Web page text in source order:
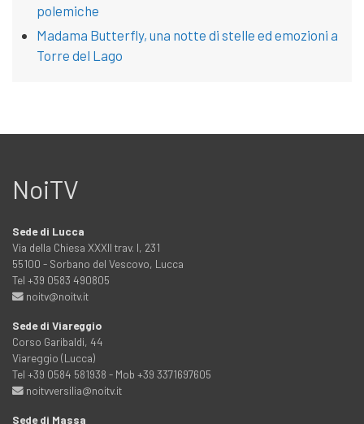
polemiche
Madama Butterfly, una notte di stelle ed emozioni a
Torre del Lago
NoiTV
Sede di Lucca
Via della Chiesa XXXII trav. I, 231
55100 - Sorbano del Vescovo, Lucca
Tel +39 0583 490805
noitv@noitv.it
Sede di Viareggio
Corso Garibaldi, 44
Viareggio (Lucca)
Tel +39 0584 581938 - Mob +39 3371697605
noitvversilia@noitv.it
Sede di Massa